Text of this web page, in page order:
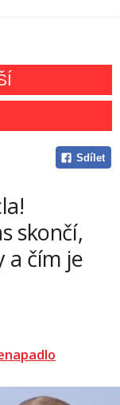
Sdílet
skončí,
a čím je